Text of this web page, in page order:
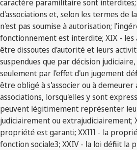
caractère paramilitaire sont
d'associations et, selon les termes de
n'est pas soumise à autorisation;
fonctionnement est interdite; XIX - les
être dissoutes d'autorité et leurs
suspendues que par décision
seulement par l'effet d'un jugement
être obligé à s'associer ou à demeurer
associations, lorsqu'elles y sont
peuvent légitimement représenter
judiciairement ou extrajudiciairement;
propriété est garanti; XXIII - la
fonction sociale3; XXIV - la loi définit la